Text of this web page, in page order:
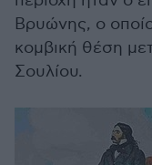
Βρυώνης, ο
κομβική θέση
Σουλίου.